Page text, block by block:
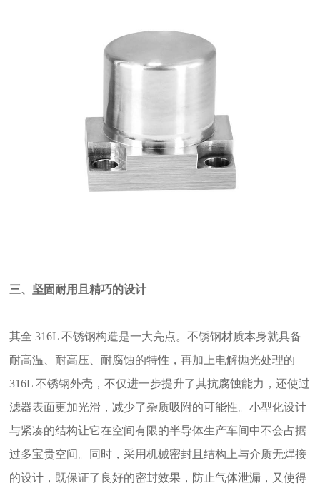
三、坚固耐用且精巧的设计
其全 316L 不锈钢构造是一大亮点。不锈钢材质本身就具备
耐高温、耐高压、耐腐蚀的特性，再加上电解抛光处理的
316L 不锈钢外壳，不仅进一步提升了其抗腐蚀能力，还使过
滤器表面更加光滑，减少了杂质吸附的可能性。小型化设计
与紧凑的结构让它在空间有限的半导体生产车间中不会占据
过多宝贵空间。同时，采用机械密封且结构上与介质无焊接
的设计，既保证了良好的密封效果，防止气体泄漏，又使得